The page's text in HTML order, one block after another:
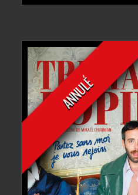
ANNULÉ